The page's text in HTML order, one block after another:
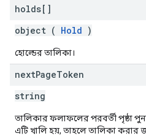
holds[]
object ( Hold )
হোল্ডের তালিকা।
nextPageToken
string
তালিকার ফলাফলের পরবর্তী পৃষ্ঠা
এটি খালি হয়, তাহলে তালিকা